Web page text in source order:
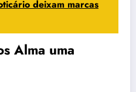
deixam marcas
Alma uma